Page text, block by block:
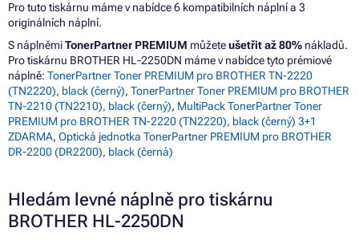
Pro tuto tiskárnu máme v nabídce 6 kompatibilních náplní a 3
originálních náplní.
S náplněmiTonerPartner PREMIUM můžeteušetřit až 80% nákladů.
Pro tiskárnu BROTHER HL-2250DN máme v nabídce tyto prémiové
náplně: TonerPartner Toner PREMIUM pro BROTHER TN-2220
(TN2220), black (černý), TonerPartner Toner PREMIUM pro BROTHER
TN-2210 (TN2210), black (černý), MultiPack TonerPartner Toner
PREMIUM pro BROTHER TN-2220 (TN2220), black (černý) 3+1
ZDARMA, Optická jednotka TonerPartner PREMIUM pro BROTHER
DR-2200 (DR2200), black (černá)
Hledám levné náplně pro tiskárnu
BROTHER HL-2250DN